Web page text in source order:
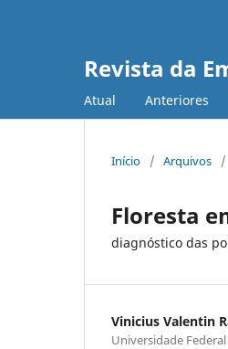
Revista da
Atual Anteriores
Início / Arquivos /
Floresta
diagnóstico das
Vinicius Valentin
Universidade